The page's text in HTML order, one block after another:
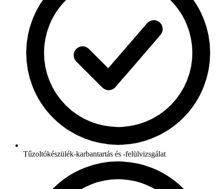
Tűzoltókészülék-karbantartás és -felülvizsgálat